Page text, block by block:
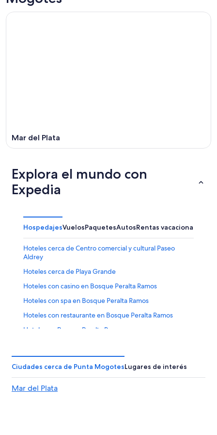
Mar del Plata
Explora el mundo con
Expedia
HospedajesVuelosPaquetesAutosRentas vacacionales
Hoteles cerca de Centro comercial y cultural Paseo
Aldrey
Hoteles cerca de Playa Grande
Hoteles con casino en Bosque Peralta Ramos
Hoteles con spa en Bosque Peralta Ramos
Hoteles con restaurante en Bosque Peralta Ramos
Hoteles en Bosque Peralta Ramos
Hoteles cerca de Centro cultural Villa Victoria Ocampo
Hoteles cerca de Plaza Almirante Brown
Hoteles cerca de Calle Alem
Ciudades cerca de Punta MogotesLugares de interés
Mar del Plata